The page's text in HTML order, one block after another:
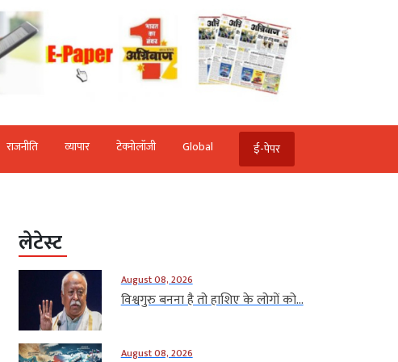
राजनीति व्‍यापार टेक्‍नोलॉजी Global ई-पेपर
लेटेस्ट
August 08, 2026
विश्वगुरु बनना है तो हाशिए के लोगों को...
August 08, 2026